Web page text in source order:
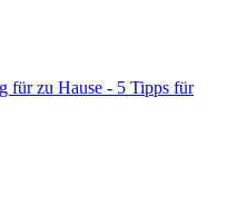
für zu Hause - 5 Tipps für